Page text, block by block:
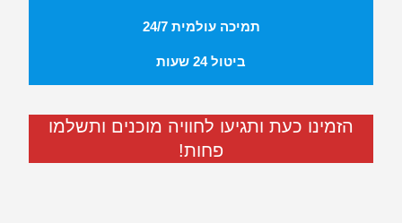
תמיכה עולמית 24/7
ביטול 24 שעות
הזמינו כעת ותגיעו לחוויה מוכנים ותשלמו
פחות!